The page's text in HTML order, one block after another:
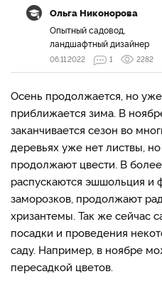
Ольга Никонорова
Опытный садовод,
ландшафтный дизайнер
06.11.2022 1 2282
Осень продолжается, но уже
приближается зима. В
заканчивается сезон во
деревьях уже нет листвы,
продолжают цвести. В
распускаются эшшольция и
заморозков, продолжают
хризантемы. Так же сейчас
посадки и проведения
саду. Например, в ноябре
пересадкой цветов.